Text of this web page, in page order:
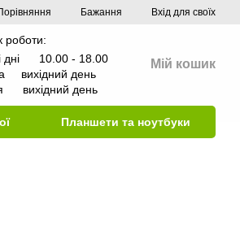
Бажання Вхід для своїх
роботи:
дні 10.00 - 18.00
вихідний день
вихідний день
Мій кошик
Планшети та ноутбуки